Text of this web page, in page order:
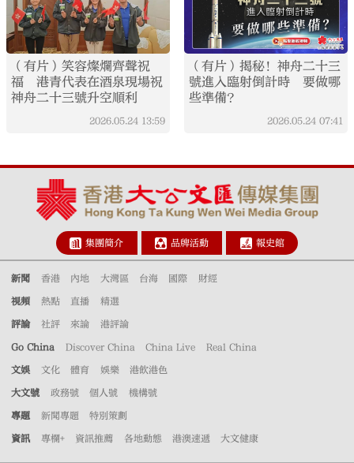
（有片）笑容燦爛齊聲祝
福 港青代表在酒泉現場祝
神舟二十三號升空順利
2026.05.24 13:59
（有片）揭秘！神舟二十三
號進入臨射倒計時 要做哪
些準備？
2026.05.24 07:41
集團簡介 品牌活動 報史館
新聞 香港 內地 大灣區 台海 國際 財經
視頻 熱點 直播 精選
評論 社評 來論 港評論
Go China Discover China China Live Real China
文娛 文化 體育 娛樂 港飲港色
大文號 政務號 個人號 機構號
專題 新聞專題 特別策劃
資訊 專欄+ 資訊推薦 各地動態 港澳速遞 大文健康